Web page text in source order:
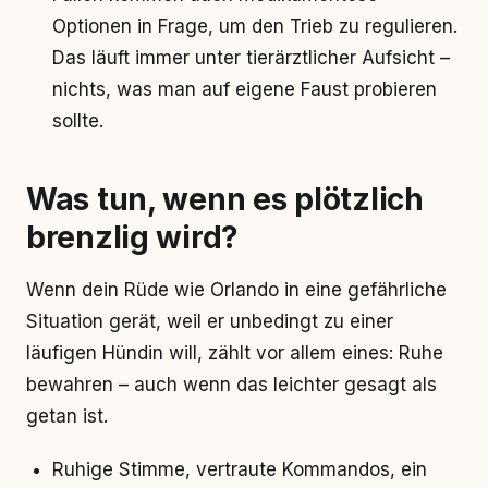
Optionen in Frage, um den Trieb zu regulieren.
Das läuft immer unter tierärztlicher Aufsicht –
nichts, was man auf eigene Faust probieren
sollte.
Was tun, wenn es plötzlich
brenzlig wird?
Wenn dein Rüde wie Orlando in eine gefährliche
Situation gerät, weil er unbedingt zu einer
läufigen Hündin will, zählt vor allem eines: Ruhe
bewahren – auch wenn das leichter gesagt als
getan ist.
Ruhige Stimme, vertraute Kommandos, ein